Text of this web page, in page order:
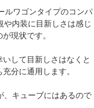
ルワゴンタイプのコンパ
や内装に目新しさは感じ
現状です。
して目新しさはなくと
分に通用します。
、キューブにはあるので